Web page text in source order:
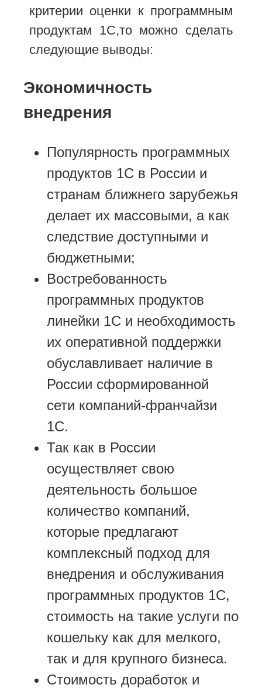
критерии оценки к программным
продуктам 1С,то можно сделать
следующие выводы:
Экономичность
внедрения
Популярность программных
продуктов 1С в России и
странам ближнего зарубежья
делает их массовыми, а как
следствие доступными и
бюджетными;
Востребованность
программных продуктов
линейки 1С и необходимость
их оперативной поддержки
обуславливает наличие в
России сформированной
сети компаний-франчайзи
1С.
Так как в России
осуществляет свою
деятельность большое
количество компаний,
которые предлагают
комплексный подход для
внедрения и обслуживания
программных продуктов 1С,
стоимость на такие услуги по
кошельку как для мелкого,
так и для крупного бизнеса.
Стоимость доработок и